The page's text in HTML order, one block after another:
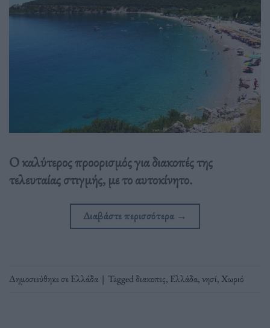
Ο καλύτερος προορισμός για διακοπές της
τελευταίας στιγμής, με το αυτοκίνητο.
Διαβάστε περισσότερα →
Δημοσιεύθηκε σεΕλλάδα | Taggedδιακοπες, Ελλάδα,νησί,Χωριό